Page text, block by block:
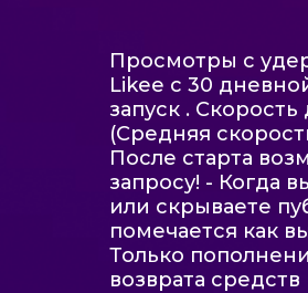
Просмотры с
Likee с 30
запуск .
(Средняя
После старта
запросу! - Когда
или скрываете
помечается как
Только
возврата средств